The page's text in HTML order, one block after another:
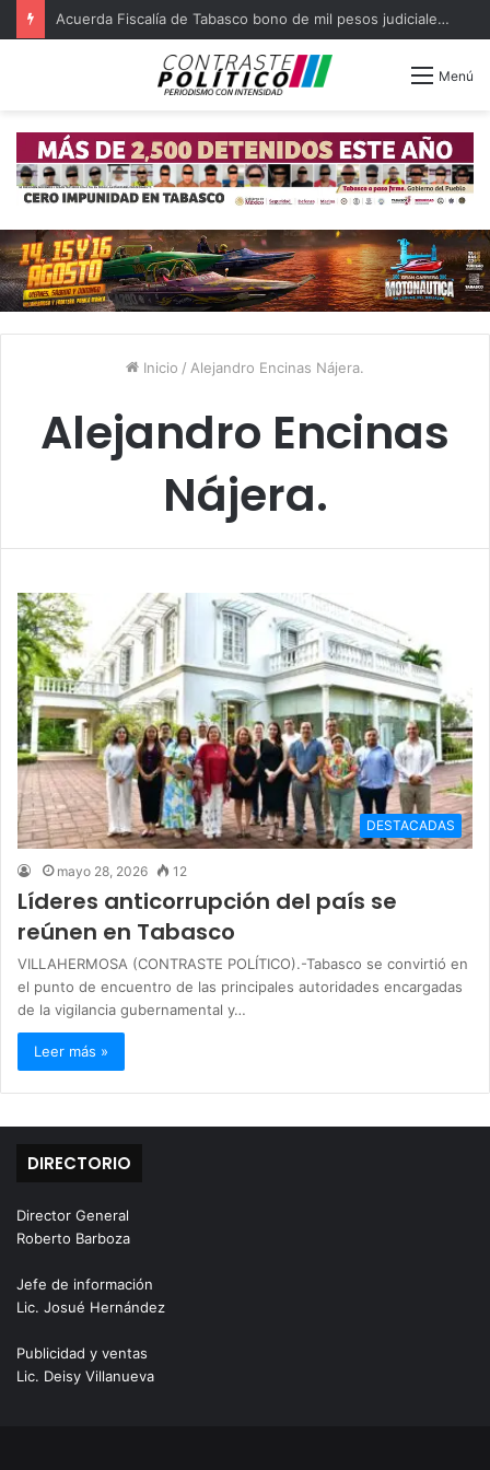
Acuerda Fiscalía de Tabasco bono de mil pesos judiciales quejosos
Menú
Inicio / Alejandro Encinas Nájera.
Alejandro Encinas
Nájera.
DESTACADAS
mayo 28, 2026 12
Líderes anticorrupción del país se
reúnen en Tabasco
VILLAHERMOSA (CONTRASTE POLÍTICO).-Tabasco se convirtió en
el punto de encuentro de las principales autoridades encargadas
de la vigilancia gubernamental y…
Leer más »
DIRECTORIO
Director General
Roberto Barboza
Jefe de información
Lic. Josué Hernández
Publicidad y ventas
Lic. Deisy Villanueva